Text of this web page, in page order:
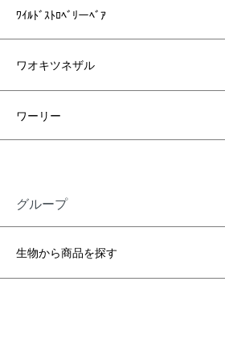
ﾜｲﾙﾄﾞｽﾄﾛﾍﾞﾘーﾍﾞｱ
ワオキツネザル
ワーリー
グループ
生物から商品を探す